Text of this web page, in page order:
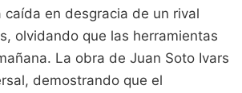
en desgracia de un rival
olvidando que las herramientas
La obra de Juan Soto Ivars
demostrando que el